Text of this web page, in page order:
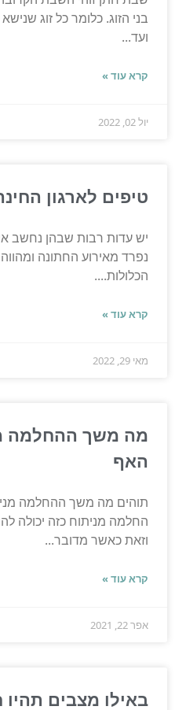
בני הזוג. כלומר כל זוג
ועד...
קרא עוד »
יול 02, 2022
טיפים לארגון
יש עדות רבות שבהן נחשב
נפרד מאירוע החתונה
הכלולות....
קרא עוד »
מאי 29, 2022
מה משך ההחלמה
האף
תוהים מה משך ההחלמה
החלמה מניתוח כזה יכולה
וזאת כאשר מדובר...
קרא עוד »
אפר 22, 2021
באילו מצבים תהיו